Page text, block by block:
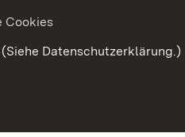
Cookies
Datenschutzerklärung.)